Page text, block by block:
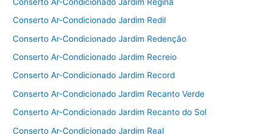
Conserto Ar-Condicionado Jardim Redil
Conserto Ar-Condicionado Jardim Redenção
Conserto Ar-Condicionado Jardim Recreio
Conserto Ar-Condicionado Jardim Record
Conserto Ar-Condicionado Jardim Recanto Verde
Conserto Ar-Condicionado Jardim Recanto do Sol
Conserto Ar-Condicionado Jardim Real